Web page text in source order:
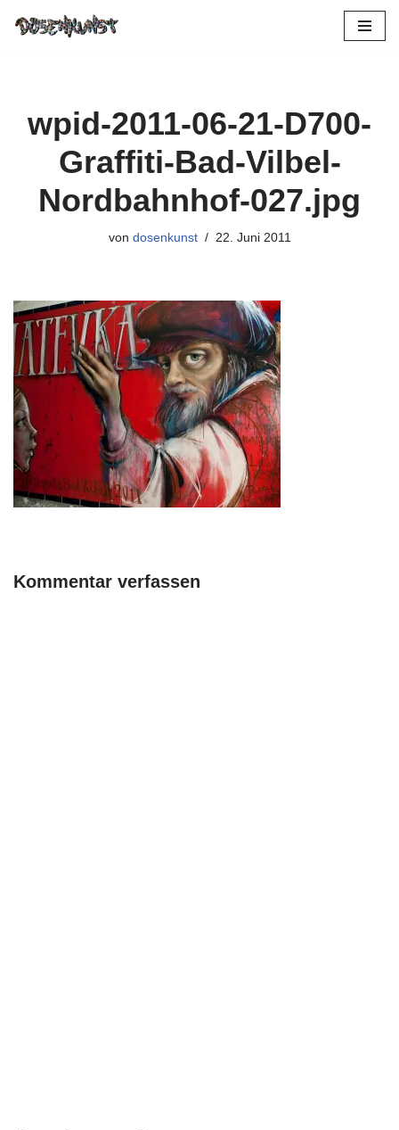
wpid-2011-06-21-D700-
Graffiti-Bad-Vilbel-
Nordbahnhof-027.jpg
von dosenkunst 22. Juni 2011
Kommentar verfassen